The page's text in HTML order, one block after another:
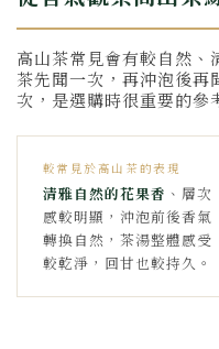
高山茶常見會有較自然、
茶先聞一次，再沖泡後
次，是選購時很重要的參
較常見於高山茶的表現
清雅自然的花果香 、層次
感較明顯，沖泡前後香氣
轉換自然，茶湯整體感受
較乾淨，回甘也較持久。